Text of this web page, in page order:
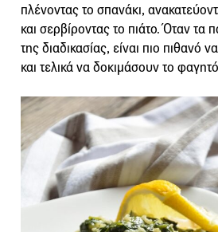
πλένοντας το σπανάκι,
και σερβίροντας το πιάτο. Όταν τα
της διαδικασίας, είναι πιο πιθανό
και τελικά να δοκιμάσουν το